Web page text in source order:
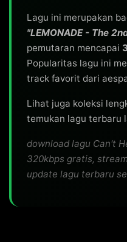
Lagu ini merupakan
"LEMONADE - The
pemutaran mencapai
Popularitas lagu ini
track favorit dari
Lihat juga koleksi
temukan lagu terbaru
download lagu Can't
320kbps gratis,
update lagu terbaru